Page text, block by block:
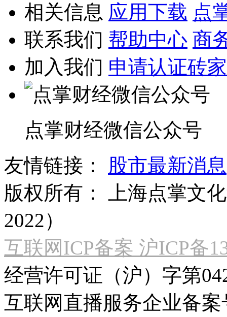
相关信息 应用下载 点
联系我们 帮助中心 商
加入我们 申请认证砖家
点掌财经微信公众号
友情链接：
股市最新消息
版权所有：
上海点掌文
2022）
互联网ICP备案 沪ICP备
经营许可证（沪）字第
互联网直播服务企业备案